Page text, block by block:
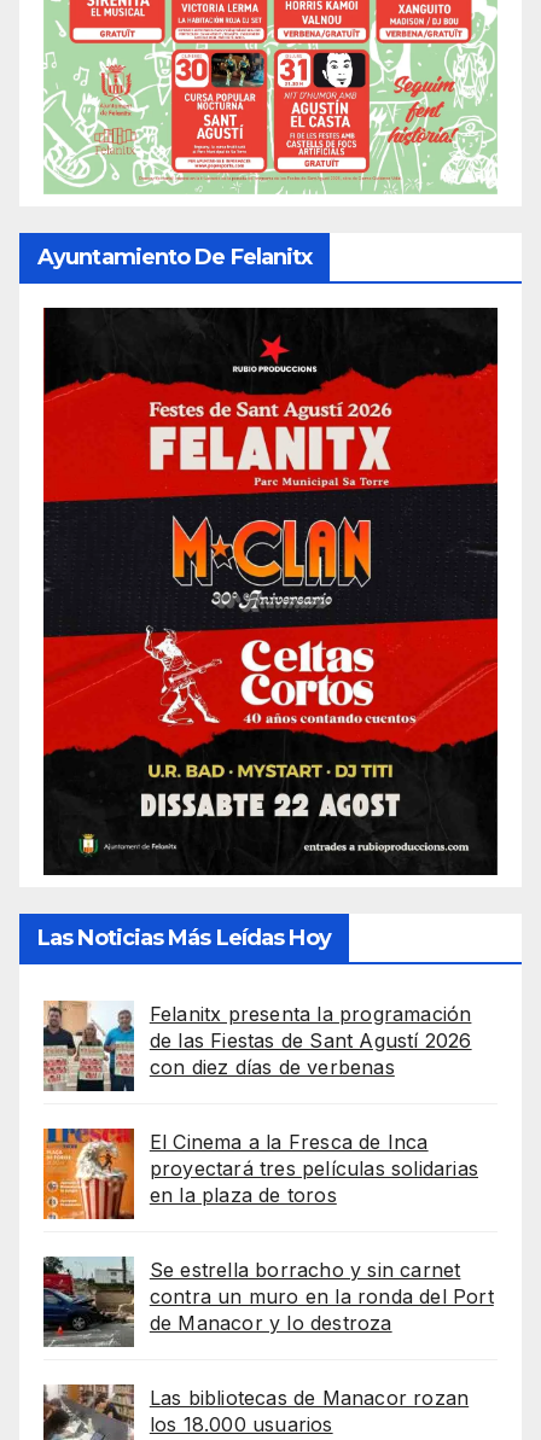
Ayuntamiento De Felanitx
Las Noticias Más Leídas Hoy
Felanitx presenta la programación
de las Fiestas de Sant Agustí 2026
con diez días de verbenas
El Cinema a la Fresca de Inca
proyectará tres películas solidarias
en la plaza de toros
Se estrella borracho y sin carnet
contra un muro en la ronda del Port
de Manacor y lo destroza
Las bibliotecas de Manacor rozan
los 18.000 usuarios